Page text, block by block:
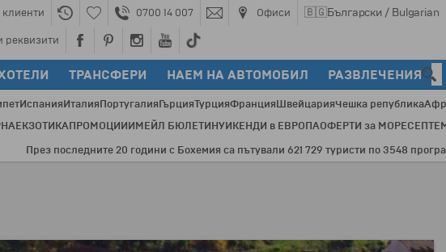
клиенти 0700 14 007 Офиси 🇧🇬Български / Bulgarian
реквизити
ТРАНСФЕРИ НАЕМ НА АВТОМОБИЛ РАЗВЛЕЧЕНИЯ
ИспанияИталияПортугалияГърцияТурцияФранцияШвейцарияЧешка република
ЕКЗОТИКАПРОМОЦИИИМЕЙЛ БЮЛЕТИНУИКЕНДИ в ЕВРОПАОФЕРТИ за МОРЕ
последните 20 години с Бохемия са пътували 621 729 туристи по 3548 програми и